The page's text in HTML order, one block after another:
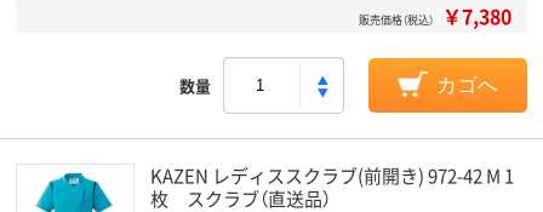
販売価格（税込） ￥7,380
数量 カゴへ
KAZEN レディススクラブ(前開き) 972-42 M 1
枚 スクラブ（直送品）